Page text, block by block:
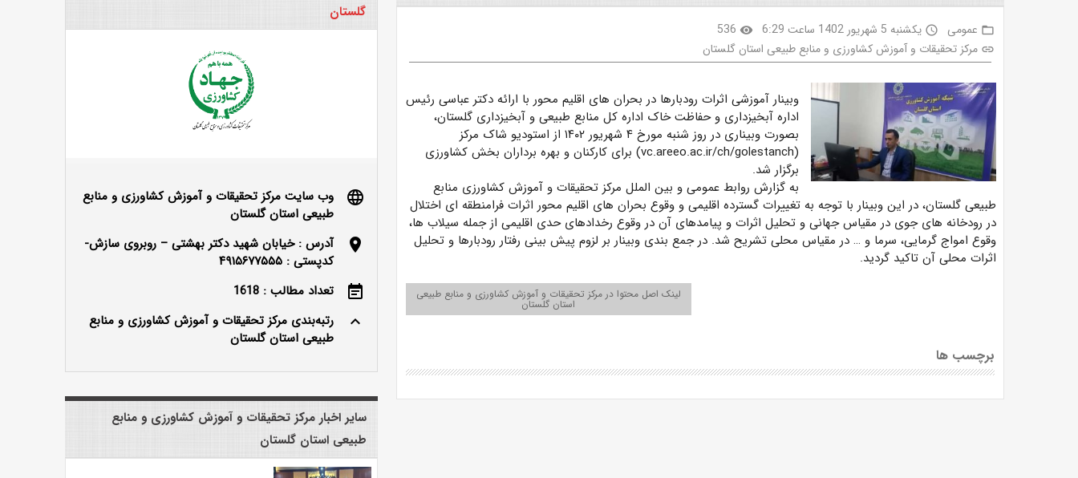
folder_open عمومی access_time یکشنبه 5 شهریور 1402 ساعت 6:29 visibility
536
link مرکز تحقیقات و آموزش کشاورزی و منابع طبیعی استان گلستان
وبینار آموزشی اثرات رودبارها در بحران های اقلیم محور با ارائه دکتر عباسی رئیس
اداره آبخیزداری و حفاظت خاک اداره کل منابع طبیعی و آبخیزداری گلستان،
بصورت وبیناری در روز شنبه مورخ ۴ شهریور ۱۴۰۲ از استودیو شاک مرکز
(vc.areeo.ac.ir/ch/golestanch) برای کارکنان و بهره برداران بخش کشاورزی
برگزار شد.
به گزارش روابط عمومی و بین الملل مرکز تحقیقات و آموزش کشاورزی منابع
طبیعی گلستان، در این وبینار با توجه به تغییرات گسترده اقلیمی و وقوع بحران های اقلیم محور اثرات فرامنطقه ای اختلال
در رودخانه های جوی در مقیاس جهانی و تحلیل اثرات و پیامدهای آن در وقوع رخدادهای حدی اقلیمی از جمله سیلاب ها،
وقوع امواج گرمایی، سرما و … در مقیاس محلی تشریح شد. در جمع بندی وبینار بر لزوم پیش بینی رفتار رودبارها و تحلیل
اثرات محلی آن تاکید گردید.
لینک اصل محتوا در مرکز تحقیقات و آموزش کشاورزی و منابع طبیعی
استان گلستان
برچسب ها
گلستان
language
وب سایت مرکز تحقیقات و آموزش کشاورزی و منابع
طبیعی استان گلستان
location_on
آدرس : خیابان شهید دکتر بهشتی – روبروی سازش-
کدپستی : ۴۹۱۵۶۷۷۵۵۵
event_note
تعداد مطالب : 1618
keyboard_arrow_up
رتبه‌بندی مرکز تحقیقات و آموزش کشاورزی و منابع
طبیعی استان گلستان
سایر اخبار مرکز تحقیقات و آموزش کشاورزی و منابع
طبیعی استان گلستان